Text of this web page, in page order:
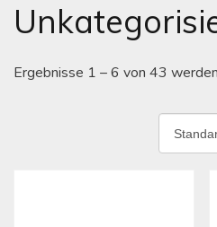
Ergebnisse 1 – 6 von 43